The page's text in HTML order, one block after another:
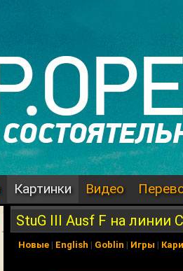
Картинки Видео
StuG III Ausf F на линии
Новые| English | Goblin | Игры |